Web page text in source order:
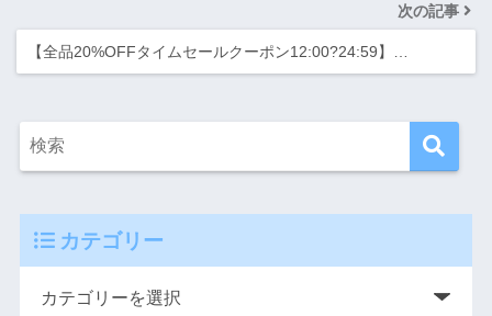
次の記事
【全品20%OFFタイムセールクーポン12:00?24:59】…
カテゴリー